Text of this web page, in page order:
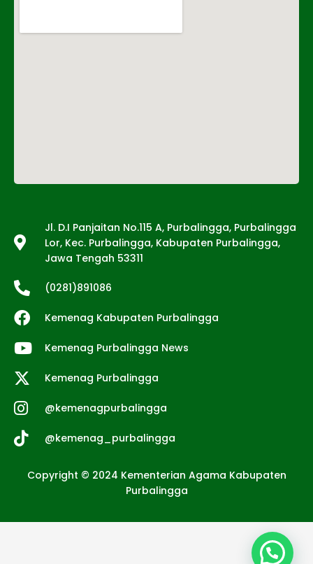
Jl. D.I Panjaitan No.115 A, Purbalingga, Purbalingga
Lor, Kec. Purbalingga, Kabupaten Purbalingga,
Jawa Tengah 53311
(0281)891086
Kemenag Kabupaten Purbalingga
Kemenag Purbalingga News
Kemenag Purbalingga
@kemenagpurbalingga
@kemenag_purbalingga
Copyright © 2024 Kementerian Agama Kabupaten
Purbalingga